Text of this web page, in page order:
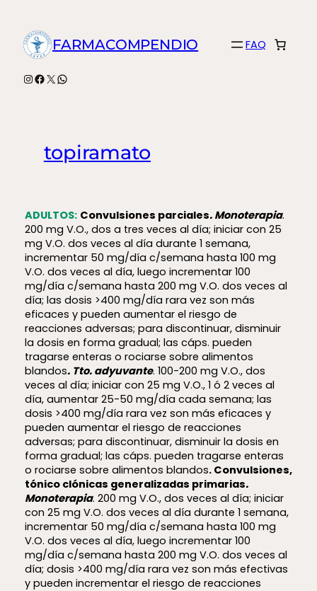
contenidoFARMACOMPENDIO FAQ
Instagram
Facebook
X WhatsApp
topiramato
ADULTOS: Convulsiones parciales. Monoterapia.
200 mg V.O., dos a tres veces al día; iniciar con 25
mg V.O. dos veces al día durante 1 semana,
incrementar 50 mg/día c/semana hasta 100 mg
V.O. dos veces al día, luego incrementar 100
mg/día c/semana hasta 200 mg V.O. dos veces al
día; las dosis >400 mg/día rara vez son más
eficaces y pueden aumentar el riesgo de
reacciones adversas; para discontinuar, disminuir
la dosis en forma gradual; las cáps. pueden
tragarse enteras o rociarse sobre alimentos
blandos. Tto. adyuvante. 100-200 mg V.O., dos
veces al día; iniciar con 25 mg V.O., 1 ó 2 veces al
día, aumentar 25-50 mg/día cada semana; las
dosis >400 mg/día rara vez son más eficaces y
pueden aumentar el riesgo de reacciones
adversas; para discontinuar, disminuir la dosis en
forma gradual; las cáps. pueden tragarse enteras
o rociarse sobre alimentos blandos. Convulsiones,
tónico clónicas generalizadas primarias.
Monoterapia. 200 mg V.O., dos veces al día; iniciar
con 25 mg V.O. dos veces al día durante 1 semana,
incrementar 50 mg/día c/semana hasta 100 mg
V.O. dos veces al día, luego incrementar 100
mg/día c/semana hasta 200 mg V.O. dos veces al
día; dosis >400 mg/día rara vez son más efectivas
y pueden incrementar el riesgo de reacciones